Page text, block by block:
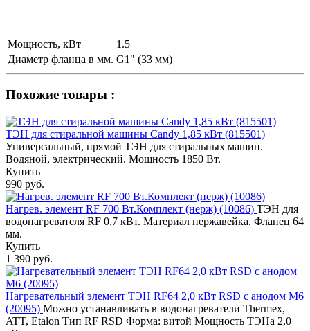
Мощность, кВт
1.5
Диаметр фланца в мм. G1" (33 мм)
Похожие товары :
ТЭН для стиральной машины Candy 1,85 кВт (815501)
Универсальный, прямой ТЭН для стиральных машин.
Водяной, электрический. Мощность 1850 Вт.
Купить
990 руб.
Нагрев. элемент RF 700 Вт.Комплект (нерж) (10086) ТЭН для
водонагревателя RF 0,7 кВт. Материал нержавейка. Фланец 64
мм.
Купить
1 390 руб.
Нагревательный элемент ТЭН RF64 2,0 кВт RSD с анодом M6
(20095) Можно устанавливать в водонагреватели Thermex,
ATT, Etalon Тип RF RSD Форма: витой Мощность ТЭНа 2,0